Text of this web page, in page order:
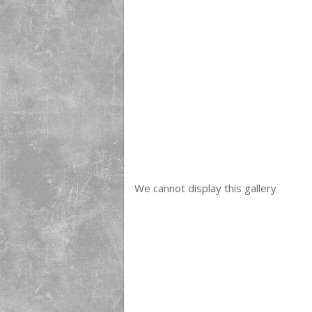
We cannot display this gallery